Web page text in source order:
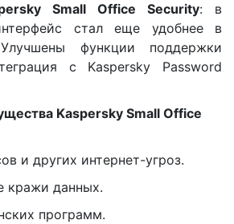
Small Office Security: в
стал еще удобнее в
Улучшены функции поддержки
с Kaspersky Password
Kaspersky Small Office
и других интернет-угроз.
кражи данных.
программ.